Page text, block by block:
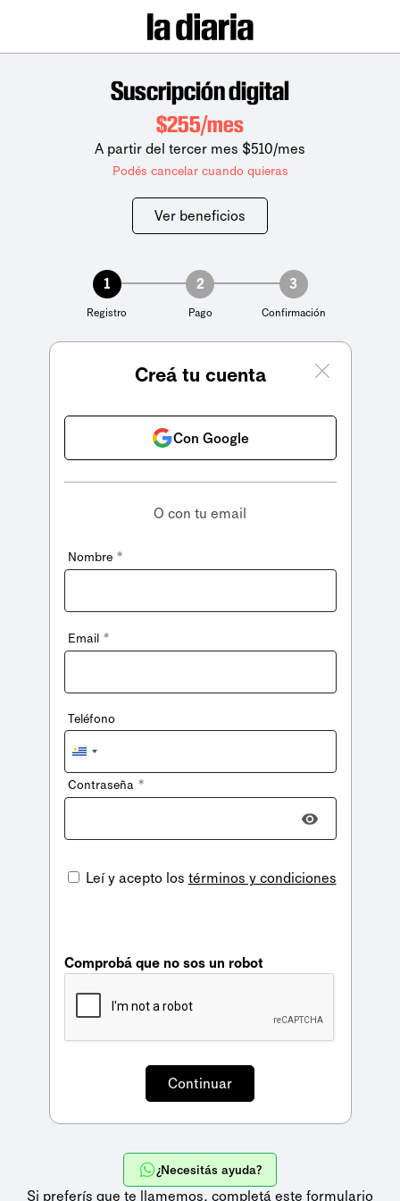
Suscripción digital
$255/mes
A partir del tercer mes $510/mes
Podés cancelar cuando quieras
Ver beneficios
1
Registro
2
Pago
3
Confirmación
Creá tu cuenta
Con Google
O con tu email
Nombre *
Email *
Teléfono
Uruguay
+598
Contraseña *
Leí y acepto los términos y condiciones
Comprobá que no sos un robot
¿Necesitás ayuda?
Si preferís que te llamemos, completá este formulario